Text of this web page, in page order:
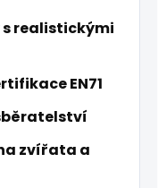
realistickými
EN71
zvířata a